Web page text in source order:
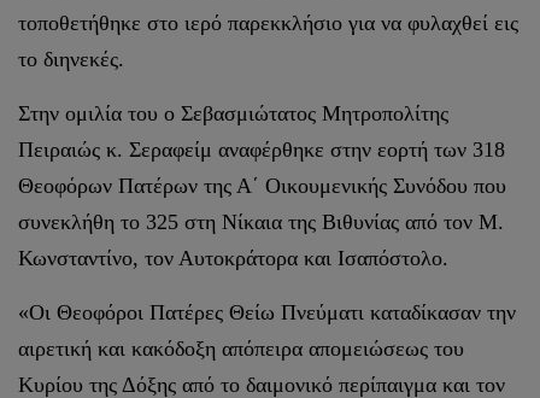
τοποθετήθηκε στο ιερό παρεκκλήσιο για να φυλαχθεί εις
το διηνεκές.
Στην ομιλία του ο Σεβασμιώτατος Μητροπολίτης
Πειραιώς κ. Σεραφείμ αναφέρθηκε στην εορτή των 318
Θεοφόρων Πατέρων της Α΄ Οικουμενικής Συνόδου που
συνεκλήθη το 325 στη Νίκαια της Βιθυνίας από τον Μ.
Κωνσταντίνο, τον Αυτοκράτορα και Ισαπόστολο.
«Οι Θεοφόροι Πατέρες Θείω Πνεύματι καταδίκασαν την
αιρετική και κακόδοξη απόπειρα απομειώσεως του
Κυρίου της Δόξης από το δαιμονικό περίπαιγμα και τον